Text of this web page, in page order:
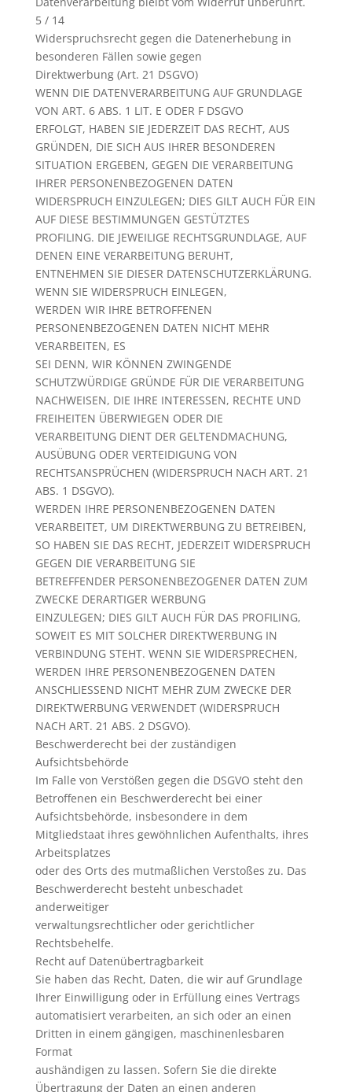
5 / 14
Widerspruchsrecht gegen die Datenerhebung in
besonderen Fällen sowie gegen
Direktwerbung (Art. 21 DSGVO)
WENN DIE DATENVERARBEITUNG AUF GRUNDLAGE
VON ART. 6 ABS. 1 LIT. E ODER F DSGVO
ERFOLGT, HABEN SIE JEDERZEIT DAS RECHT, AUS
GRÜNDEN, DIE SICH AUS IHRER BESONDEREN
SITUATION ERGEBEN, GEGEN DIE VERARBEITUNG
IHRER PERSONENBEZOGENEN DATEN
WIDERSPRUCH EINZULEGEN; DIES GILT AUCH FÜR EIN
AUF DIESE BESTIMMUNGEN GESTÜTZTES
PROFILING. DIE JEWEILIGE RECHTSGRUNDLAGE, AUF
DENEN EINE VERARBEITUNG BERUHT,
ENTNEHMEN SIE DIESER DATENSCHUTZERKLÄRUNG.
WENN SIE WIDERSPRUCH EINLEGEN,
WERDEN WIR IHRE BETROFFENEN
PERSONENBEZOGENEN DATEN NICHT MEHR
VERARBEITEN, ES
SEI DENN, WIR KÖNNEN ZWINGENDE
SCHUTZWÜRDIGE GRÜNDE FÜR DIE VERARBEITUNG
NACHWEISEN, DIE IHRE INTERESSEN, RECHTE UND
FREIHEITEN ÜBERWIEGEN ODER DIE
VERARBEITUNG DIENT DER GELTENDMACHUNG,
AUSÜBUNG ODER VERTEIDIGUNG VON
RECHTSANSPRÜCHEN (WIDERSPRUCH NACH ART. 21
ABS. 1 DSGVO).
WERDEN IHRE PERSONENBEZOGENEN DATEN
VERARBEITET, UM DIREKTWERBUNG ZU BETREIBEN,
SO HABEN SIE DAS RECHT, JEDERZEIT WIDERSPRUCH
GEGEN DIE VERARBEITUNG SIE
BETREFFENDER PERSONENBEZOGENER DATEN ZUM
ZWECKE DERARTIGER WERBUNG
EINZULEGEN; DIES GILT AUCH FÜR DAS PROFILING,
SOWEIT ES MIT SOLCHER DIREKTWERBUNG IN
VERBINDUNG STEHT. WENN SIE WIDERSPRECHEN,
WERDEN IHRE PERSONENBEZOGENEN DATEN
ANSCHLIESSEND NICHT MEHR ZUM ZWECKE DER
DIREKTWERBUNG VERWENDET (WIDERSPRUCH
NACH ART. 21 ABS. 2 DSGVO).
Beschwerderecht bei der zuständigen
Aufsichtsbehörde
Im Falle von Verstößen gegen die DSGVO steht den
Betroffenen ein Beschwerderecht bei einer
Aufsichtsbehörde, insbesondere in dem
Mitgliedstaat ihres gewöhnlichen Aufenthalts, ihres
Arbeitsplatzes
oder des Orts des mutmaßlichen Verstoßes zu. Das
Beschwerderecht besteht unbeschadet
anderweitiger
verwaltungsrechtlicher oder gerichtlicher
Rechtsbehelfe.
Recht auf Datenübertragbarkeit
Sie haben das Recht, Daten, die wir auf Grundlage
Ihrer Einwilligung oder in Erfüllung eines Vertrags
automatisiert verarbeiten, an sich oder an einen
Dritten in einem gängigen, maschinenlesbaren
Format
aushändigen zu lassen. Sofern Sie die direkte
Übertragung der Daten an einen anderen